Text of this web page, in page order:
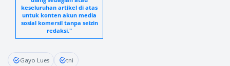
keseluruhan artikel di atas
untuk konten akun media
sosial komersil tanpa seizin
redaksi."
Gayo Lues tni